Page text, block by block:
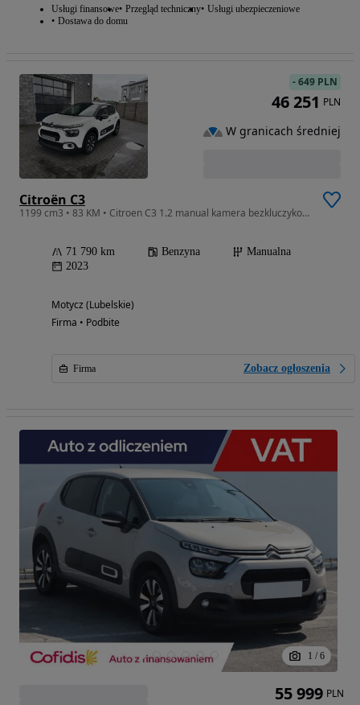
Usługi finansowe Przegląd techniczny Usługi ubezpieczeniowe
Dostawa do domu
Citroën C3
1199 cm3 • 83 KM • Citroen C3 1.2 manual kamera bezkluczykowy dostęp od Dealera salon PL
71 790 km Benzyna
Manualna
2023
Motycz (Lubelskie)
Firma • Podbite
Firma Zobacz ogłoszenia
-649 PLN
46 251 PLN
W granicach średniej
1 / 6
55 999 PLN